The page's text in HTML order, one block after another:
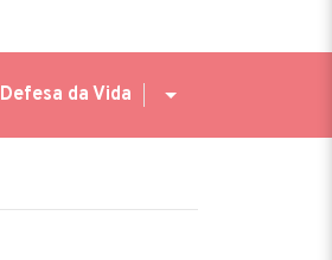
Defesa da Vida